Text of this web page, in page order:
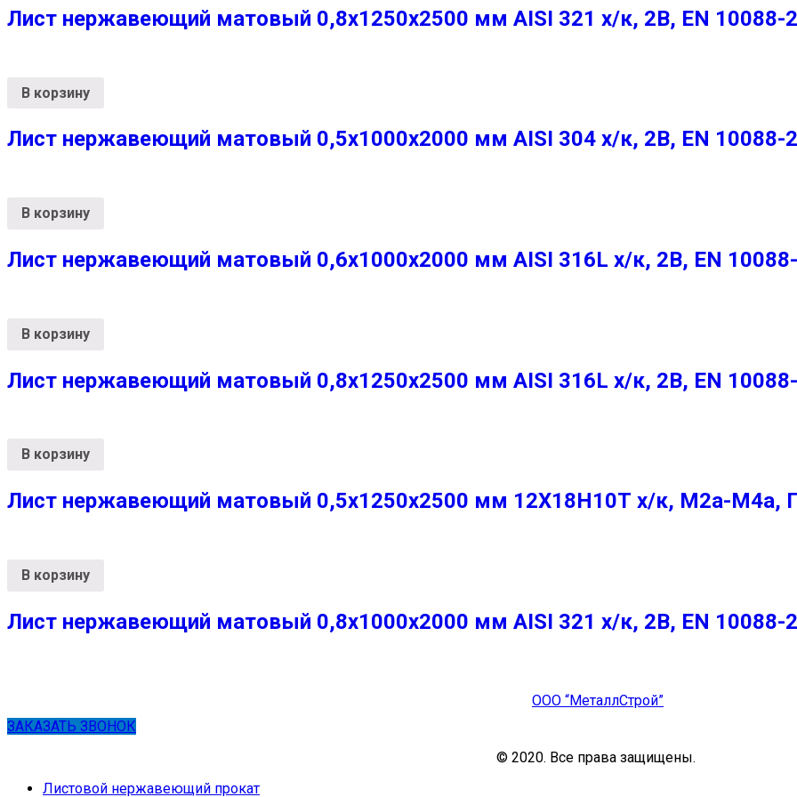
Лист нержавеющий матовый 0,8х1250х2500 мм AISI 321 х/к, 2B, EN 10088-2
В корзину
Лист нержавеющий матовый 0,5х1000х2000 мм AISI 304 х/к, 2B, EN 10088-2
В корзину
Лист нержавеющий матовый 0,6х1000х2000 мм AISI 316L х/к, 2B, EN
В корзину
Лист нержавеющий матовый 0,8х1250х2500 мм AISI 316L х/к, 2B, EN
В корзину
Лист нержавеющий матовый 0,5х1250х2500 мм 12Х18Н10Т х/к, М2а-М4а,
В корзину
Лист нержавеющий матовый 0,8х1000х2000 мм AISI 321 х/к, 2B, EN 10088-2
ООО “МеталлСтрой”
ЗАКАЗАТЬ ЗВОНОК
© 2020. Все права защищены.
Листовой нержавеющий прокат